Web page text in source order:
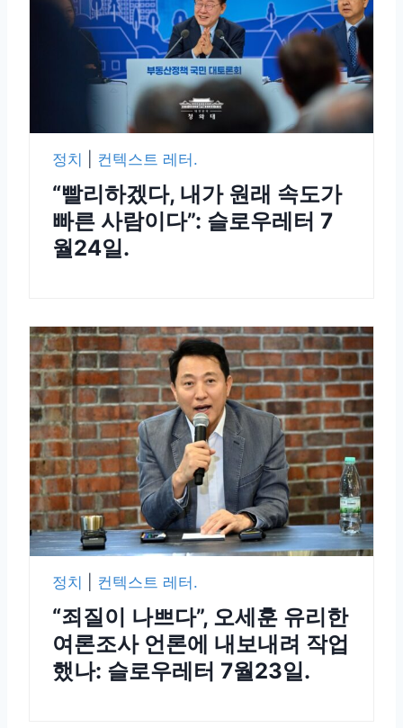
정치 컨텍스트 레터.
“빨리하겠다, 내가 원래 속도가
빠른 사람이다”: 슬로우레터 7
월24일.
정치 컨텍스트 레터.
“죄질이 나쁘다”, 오세훈 유리한
여론조사 언론에 내보내려 작업
했나: 슬로우레터 7월23일.